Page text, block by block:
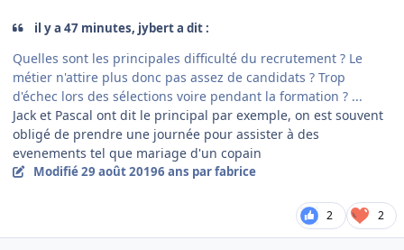
il y a 47 minutes, jybert a dit :
Quelles sont les principales difficulté du recrutement ? Le
métier n'attire plus donc pas assez de candidats ? Trop
d'échec lors des sélections voire pendant la formation ? ...
Jack et Pascal ont dit le principal par exemple, on est souvent
obligé de prendre une journée pour assister à des
evenements tel que mariage d'un copain
Modifié29 août 20196 ans par fabrice
2 2